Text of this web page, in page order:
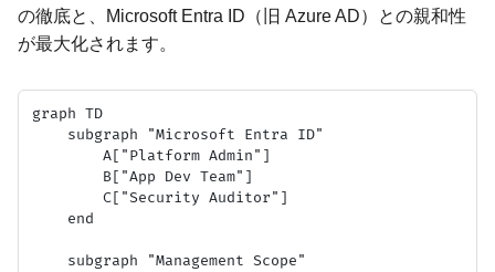
の徹底と、Microsoft Entra ID（旧 Azure AD）との親和性
が最大化されます。
graph TD
    subgraph "Microsoft Entra ID"
        A["Platform Admin"]
        B["App Dev Team"]
        C["Security Auditor"]
    end
    subgraph "Management Scope"